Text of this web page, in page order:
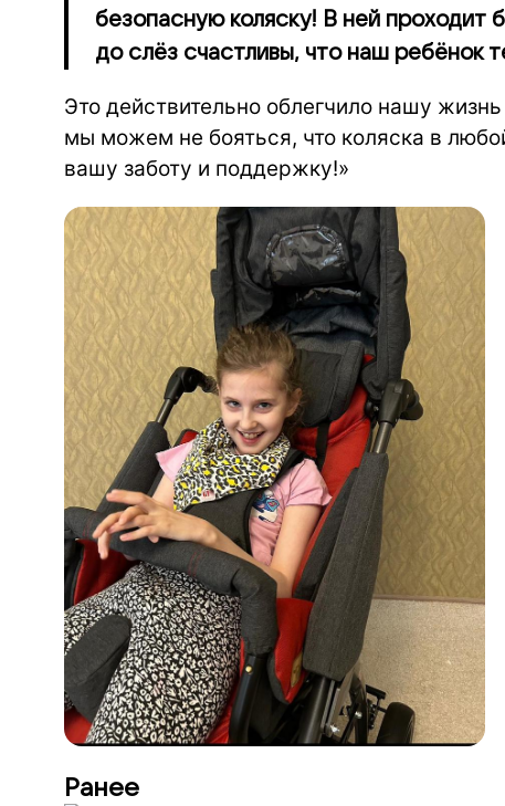
безопасную коляску! В ней проходит
до слёз счастливы, что наш ребёнок
Это действительно облегчило нашу
мы можем не бояться, что коляска в
вашу заботу и поддержку!»
Ранее